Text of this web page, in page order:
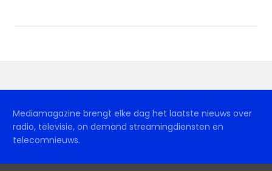
Mediamagazine brengt elke dag het laatste nieuws over
radio, televisie, on demand streamingdiensten en
telecomnieuws.